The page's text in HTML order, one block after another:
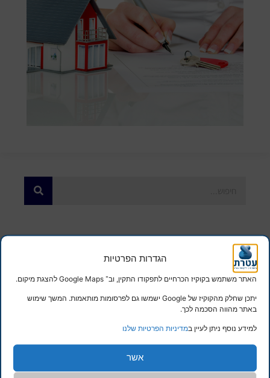
הגדרות הפרטיות
האתר משתמש בקוקיז הכרחיים לתפקודו התקין, וב־ Google Maps להצגת מיקום.
יתכן שחלק מהקוקיז של Google ישמשו גם לפרסומות מותאמות. המשך שימוש
באתר מהווה הסכמה לכך.
למידע נוסף ניתן לעיין במדיניות הפרטיות שלנו
אשר
מידע נוסף
מה ההבדל בין ביטוח חיים לביטוח אובדן כושר עבודה